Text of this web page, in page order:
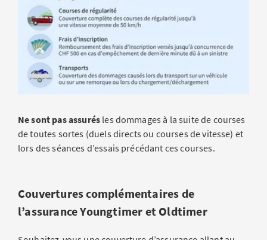
Ne sont pas assurés les dommages à la suite de courses
de toutes sortes (duels directs ou courses de vitesse) et
lors des séances d’essais précédant ces courses.
Couvertures complémentaires de
l’assurance Youngtimer et Oldtimer